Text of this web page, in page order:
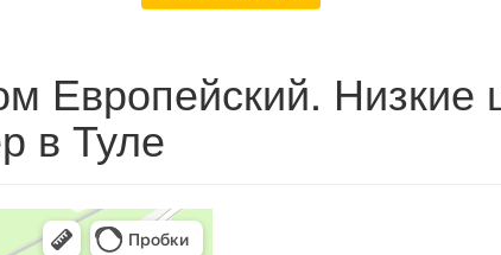
Европейский.
в Туле